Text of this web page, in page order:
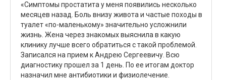
«Симптомы простатита у меня появились несколько
месяцев назад. Боль внизу живота и частые походы в
туалет «по-маленькому» значительно усложнили
жизнь. Жена через знакомых выяснила в какую
клинику лучше всего обратиться с такой проблемой.
Записался на прием к Андрею Сергеевичу. Всю
диагностику прошел за 1 день. По ее итогам доктор
назначил мне антибиотики и физиолечение.